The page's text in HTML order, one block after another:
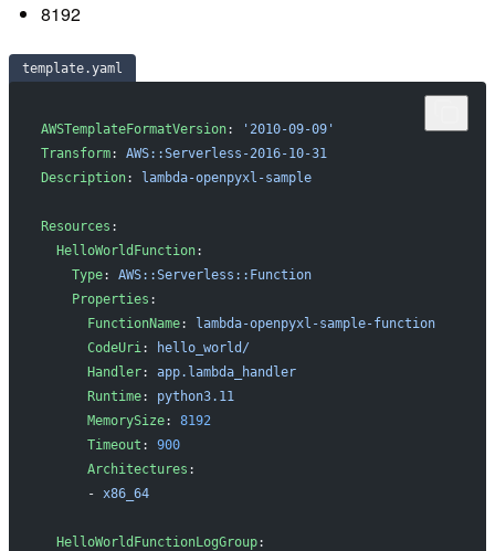
8192
template.yaml
AWSTemplateFormatVersion:
'2010-09-09'
Transform: AWS::Serverless-2016-10-31
Description: lambda-openpyxl-sample
Resources :
  HelloWorldFunction
:
    Type
: AWS::Serverless::Function
    Properties
:
      FunctionName
: lambda-openpyxl-sample-function
      CodeUri
:
hello_world/
      Handler
: app.lambda_handler
      Runtime
: python3.11
      MemorySize
: 8192
      Timeout
: 900
      Architectures
:
      -
x86_64
  HelloWorldFunctionLogGroup
: